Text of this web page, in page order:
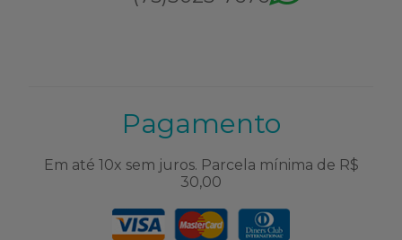
Pagamento
Em até 10x sem juros. Parcela mínima de R$
30,00